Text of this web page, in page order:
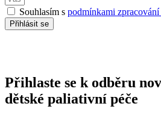
Souhlasím s podmínkami zpracování
Přihlásit se
Přihlaste se k odběru
dětské paliativní péče